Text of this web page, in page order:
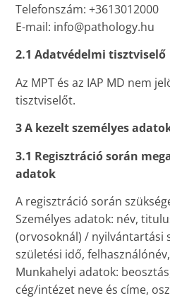
Telefonszám: +3613012000
E-mail: info@pathology.hu
2.1 Adatvédelmi tisztviselő
Az MPT és az IAP MD nem
tisztviselőt.
3 A kezelt személyes
3.1 Regisztráció során
adatok
A regisztráció során
Személyes adatok: név,
(orvosoknál) / nyilvántartási
születési idő,
Munkahelyi adatok:
cég/intézet neve és címe,